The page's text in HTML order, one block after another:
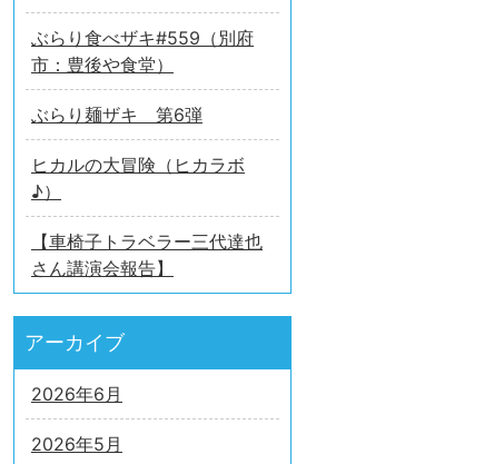
ぶらり食べザキ#559（別府
市：豊後や食堂）
ぶらり麺ザキ 第6弾
ヒカルの大冒険（ヒカラボ
♪）
【車椅子トラベラー三代達也
さん講演会報告】
アーカイブ
2026年6月
2026年5月